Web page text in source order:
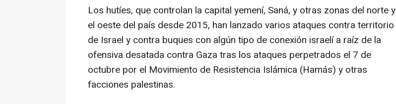
Los hutíes, que controlan la capital yemení, Saná, y otras zonas del norte y
el oeste del país desde 2015, han lanzado varios ataques contra territorio
de Israel y contra buques con algún tipo de conexión israelí a raíz de la
ofensiva desatada contra Gaza tras los ataques perpetrados el 7 de
octubre por el Movimiento de Resistencia Islámica (Hamás) y otras
facciones palestinas.